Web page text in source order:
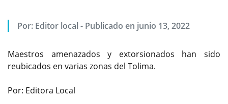
Por: Editor local - Publicado en junio 13, 2022
Maestros amenazados y extorsionados han sido
reubicados en varias zonas del Tolima.
Por: Editora Local